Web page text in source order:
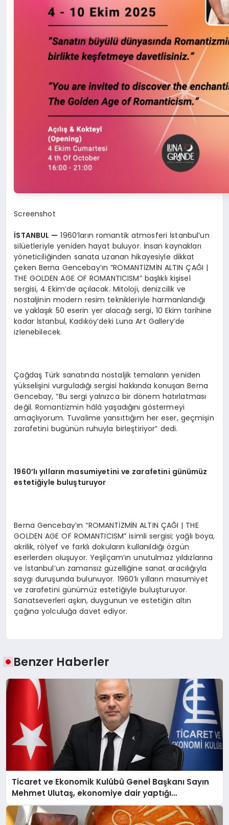
Screenshot
İSTANBUL — 1960’ların romantik atmosferi İstanbul’un
silüetleriyle yeniden hayat buluyor. İnsan kaynakları
yöneticiliğinden sanata uzanan hikayesiyle dikkat
çeken Berna Gencebay’ın “ROMANTİZMİN ALTIN ÇAĞI |
THE GOLDEN AGE OF ROMANTICISM” başlıklı kişisel
sergisi, 4 Ekim’de açılacak. Mitoloji, denizcilik ve
nostaljinin modern resim teknikleriyle harmanlandığı
ve yaklaşık 50 eserin yer alacağı sergi, 10 Ekim tarihine
kadar İstanbul, Kadıköy’deki Luna Art Gallery’de
izlenebilecek.
Çağdaş Türk sanatında nostaljik temaların yeniden
yükselişini vurguladığı sergisi hakkında konuşan Berna
Gencebay, “Bu sergi yalnızca bir dönem hatırlatması
değil. Romantizmin hâlâ yaşadığını göstermeyi
amaçlıyorum. Tuvalime yansıttığım her eser, geçmişin
zarafetini bugünün ruhuyla birleştiriyor” dedi.
1960’lı yılların masumiyetini ve zarafetini günümüz
estetiğiyle buluşturuyor
Berna Gencebay’ın “ROMANTİZMİN ALTIN ÇAĞI | THE
GOLDEN AGE OF ROMANTICISM” isimli sergisi; yağlı boya,
akrilik, rölyef ve farklı dokuların kullanıldığı özgün
eserlerden oluşuyor. Yeşilçam’ın unutulmaz yıldızlarına
ve İstanbul’un zamansız güzelliğine sanat aracılığıyla
saygı duruşunda bulunuyor. 1960’lı yılların masumiyet
ve zarafetini günümüz estetiğiyle buluşturuyor.
Sanatseverleri aşkın, duygunun ve estetiğin altın
çağına yolculuğa davet ediyor.
Benzer Haberler
Ticaret ve Ekonomik Kulübü Genel Başkanı Sayın
Mehmet Ulutaş, ekonomiye dair yaptığı
açıklamada şunları kaydetti: